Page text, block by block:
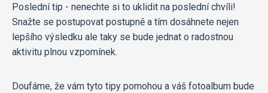
Poslední tip - nenechte si to uklidit na poslední chvíli!
Snažte se postupovat postupně a tím dosáhnete nejen
lepšího výsledku ale taky se bude jednat o radostnou
aktivitu plnou vzpomínek.
Doufáme, že vám tyto tipy pomohou a váš fotoalbum bude